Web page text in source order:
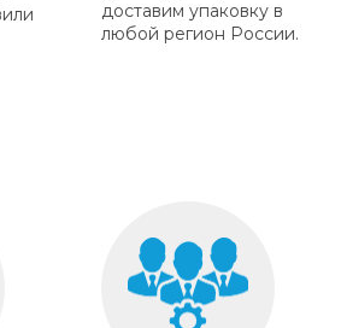
доставим упаковку в
любой регион России.